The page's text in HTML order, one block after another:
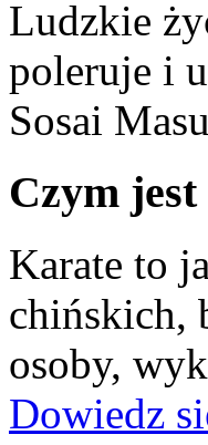
Ludzkie
poleruje i
Sosai
Czym
Karate to
chińskich,
osoby,
Dowiedz